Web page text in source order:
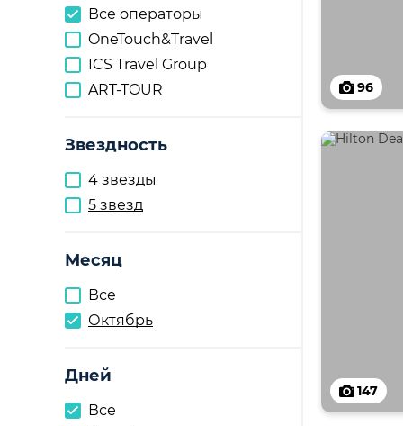
Все операторы
OneTouch&Travel
ICS Travel Group
ART-TOUR
Звездность
4 звезды
5 звезд
Месяц
Все
Октябрь
Дней
Все
96
147